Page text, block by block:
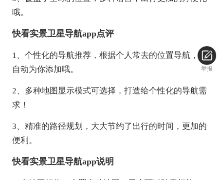
哦。
快看实景卫星导航app点评
1、个性化的导航推荐，根据个人常去的位置导航，会
自动为你添加哦。
2、多种地图显示模式可选择，打造给个性化的导航需
求！
3、精准的路径规划，大大节约了出行的时间，更加的
便利。
快看实景卫星导航app说明
举报